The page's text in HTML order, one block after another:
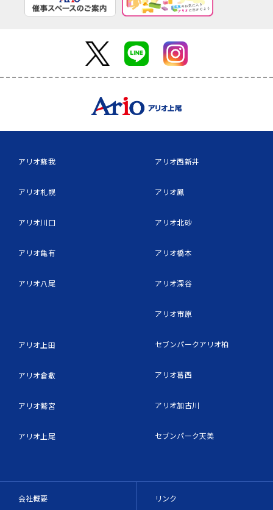
アリオ蘇我
アリオ札幌
アリオ川口
アリオ亀有
アリオ八尾
アリオ上田
アリオ倉敷
アリオ鷲宮
アリオ上尾
アリオ西新井
アリオ鳳
アリオ北砂
アリオ橋本
アリオ深谷
アリオ市原
セブンパークアリオ柏
アリオ葛西
アリオ加古川
セブンパーク天美
会社概要 リンク